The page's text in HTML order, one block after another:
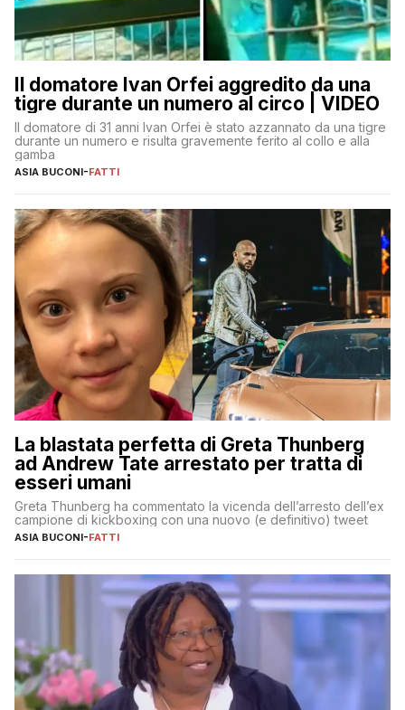
Il domatore Ivan Orfei aggredito da una
tigre durante un numero al circo | VIDEO
Il domatore di 31 anni Ivan Orfei è stato azzannato da una tigre
durante un numero e risulta gravemente ferito al collo e alla
gamba
ASIA BUCONI-FATTI
La blastata perfetta di Greta Thunberg
ad Andrew Tate arrestato per tratta di
esseri umani
Greta Thunberg ha commentato la vicenda dell’arresto dell’ex
campione di kickboxing con una nuovo (e definitivo) tweet
ASIA BUCONI-FATTI